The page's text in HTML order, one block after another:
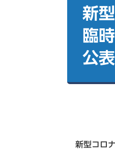
新
臨
公
新型コロナ